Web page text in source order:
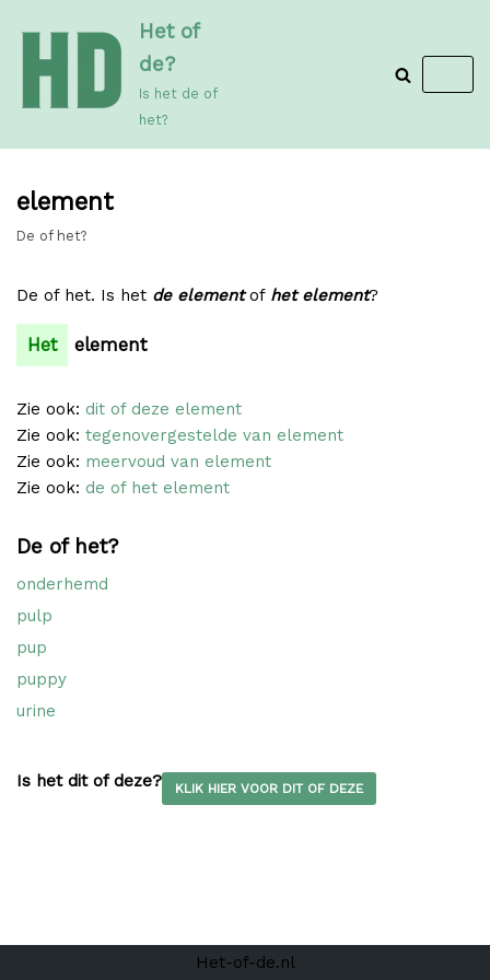
de
inhoud
Het of
de?
Is het de of
het?
element
De of het?
De of het. Is het de elementof het element?
Het element
Zie ook: dit of deze element
Zie ook: tegenovergestelde van element
Zie ook: meervoud van element
Zie ook: de of het element
De of het?
onderhemd
pulp
pup
puppy
urine
Is het dit of deze? KLIK HIER VOOR DIT OF DEZE
Het-of-de.nl